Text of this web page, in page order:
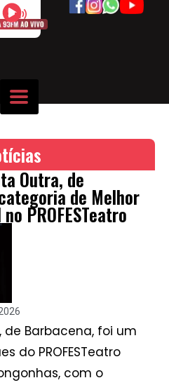
Outra, de
de Melhor
PROFESTeatro
de Barbacena, foi um
do PROFESTeatro
com o